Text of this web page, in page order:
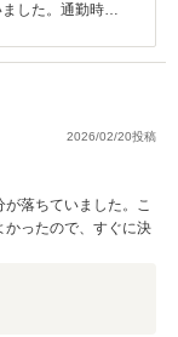
した。通勤時に
願い致します。
2026/02/20投稿
落ちていました。こ
かったので、すぐに決